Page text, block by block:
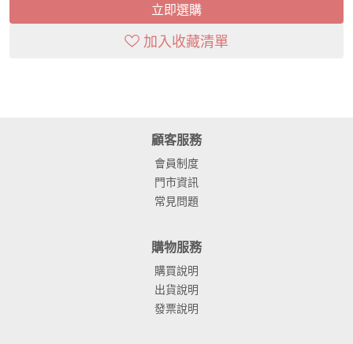
立即選購
加入收藏清單
顧客服務
會員制度
門市資訊
常見問題
購物服務
購買說明
出貨說明
發票說明